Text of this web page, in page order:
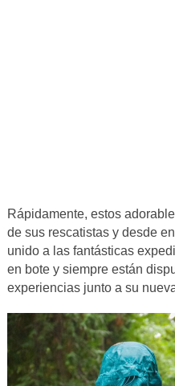
Rápidamente, estos
de sus rescatistas y desde
unido a las fantásticas
en bote y siempre están
experiencias junto a su